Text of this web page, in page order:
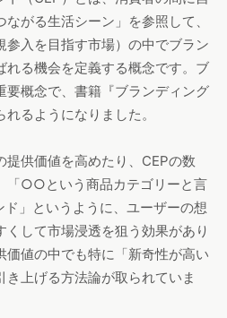
がる生活シーン」を参照して、
参入を目指す市場）の中でブラン
れる機会を定義する概念です。ブ
要概念で、書籍『ブランディング
るようになりました。
提供価値を高めたり、CEPの数
「○○という商品カテゴリーと言
」というように、ユーザーの想
して市場浸透を狙う効果があり
価値の中でも特に「新奇性が高い
き上げる方法論が取られていま